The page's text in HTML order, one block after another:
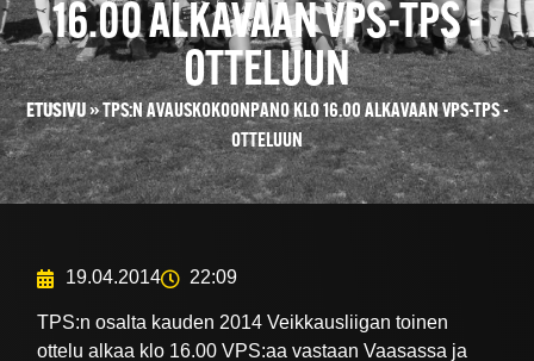
16.00 ALKAVAAN VPS-TPS -
OTTELUUN
ETUSIVU»TPS:N AVAUSKOKOONPANO KLO 16.00 ALKAVAAN VPS-TPS -
OTTELUUN
19.04.2014 22:09
TPS:n osalta kauden 2014 Veikkausliigan toinen
ottelu alkaa klo 16.00 VPS:aa vastaan Vaasassa ja